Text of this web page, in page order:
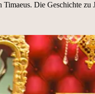
Die Geschichte